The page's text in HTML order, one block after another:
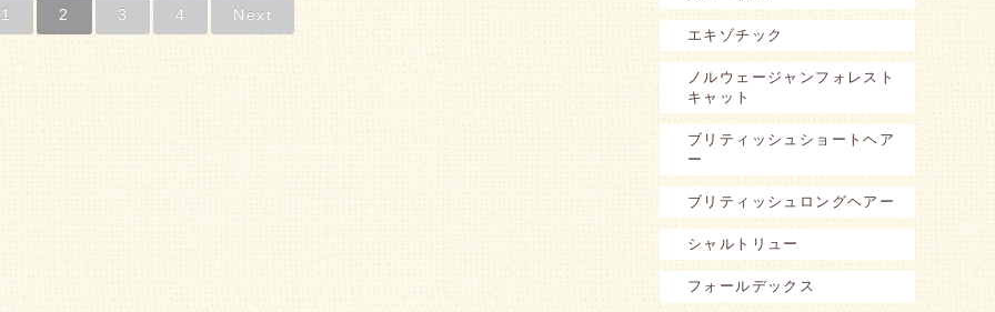
1 2 3 4 Next
エキゾチック
ノルウェージャンフォレスト
キャット
ブリティッシュショートヘア
ー
ブリティッシュロングヘアー
シャルトリュー
フォールデックス